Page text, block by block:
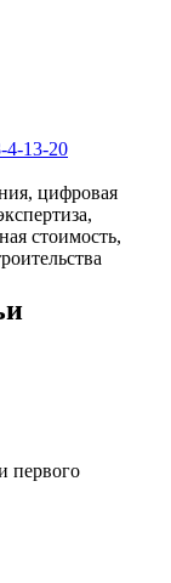
4-13-20
цифровая
стоимость,
первого